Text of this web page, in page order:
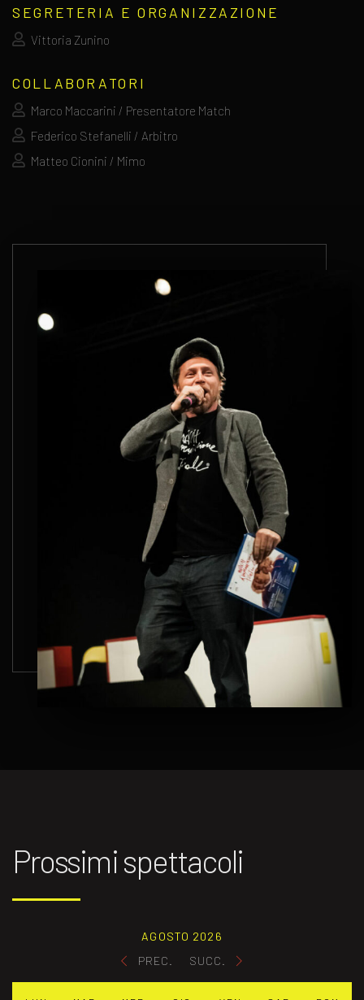
SEGRETERIA E ORGANIZZAZIONE
Vittoria Zunino
COLLABORATORI
Marco Maccarini / Presentatore Match
Federico Stefanelli / Arbitro
Matteo Cionini / Mimo
Prossimi spettacoli
PREC.
AGOSTO 2026
SUCC.